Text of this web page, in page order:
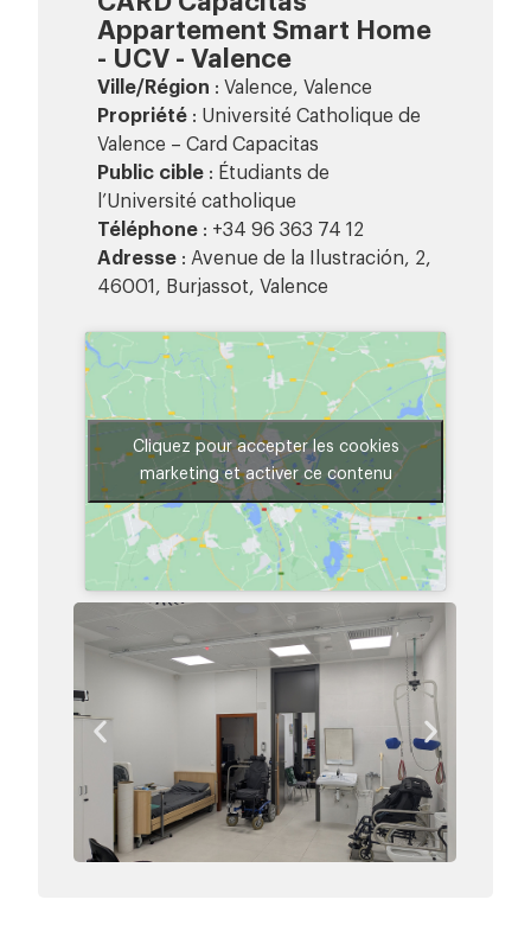
Appartement Smart Home
- UCV - Valence
Ville/Région : Valence, Valence
Propriété : Université Catholique de
Valence – Card Capacitas
Public cible : Étudiants de
l’Université catholique
Téléphone : +34 96 363 74 12
Adresse : Avenue de la Ilustración, 2,
46001, Burjassot, Valence
Cliquez pour accepter les cookies
marketing et activer ce contenu